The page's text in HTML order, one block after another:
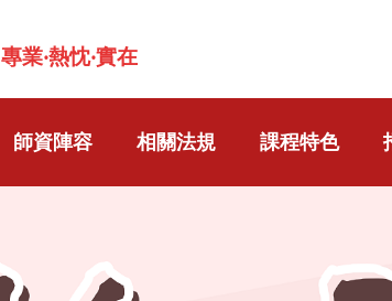
專業‧熱忱‧實在
師資陣容 相關法規 課程特色